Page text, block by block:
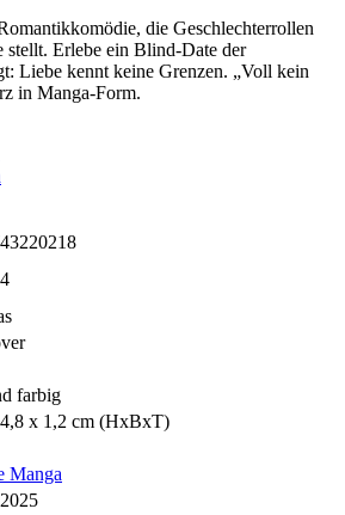
die Geschlechterrollen
stellt. Erlebe ein Blind-Date der
Liebe kennt keine Grenzen. „Voll kein
in Manga-Form.
farbig
x 1,2 cm (HxBxT)
Manga